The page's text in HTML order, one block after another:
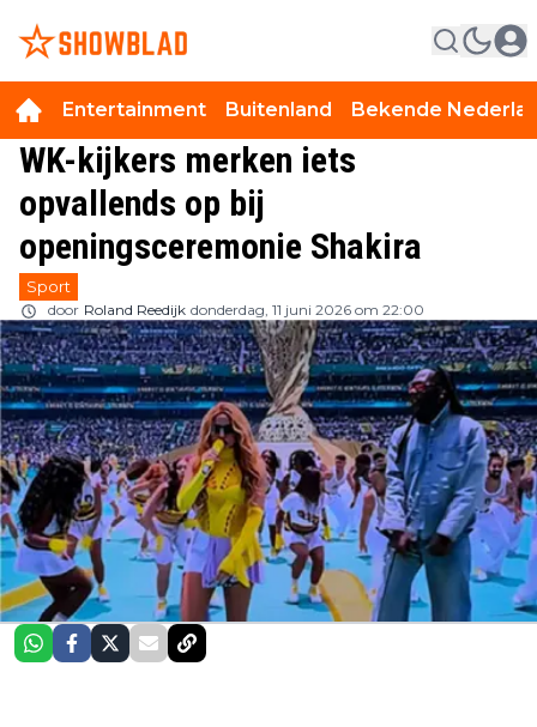
Entertainment Buitenland Bekende
WK-kijkers merken iets
opvallends op bij
openingsceremonie Shakira
Sport
door Roland Reedijk donderdag, 11 juni 2026 om 22:00